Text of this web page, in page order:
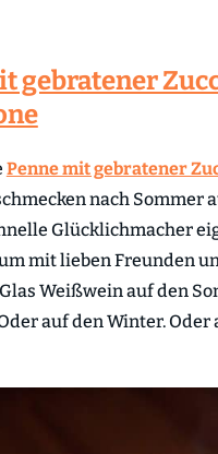
gebratener
Penne mit gebratener
nach Sommer
Glücklichmacher
mit lieben Freunden
Weißwein auf den
auf den Winter. Oder